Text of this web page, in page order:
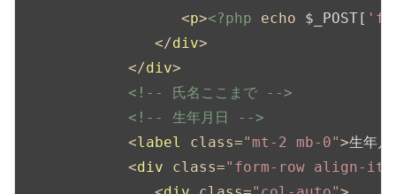
<p><?php echo $_POST[
</div>
</div>
<!-- 氏名ここまで -->
<!-- 生年月日 -->
<label class="mt-2 mb-0">生年月
<div class="form-row align-